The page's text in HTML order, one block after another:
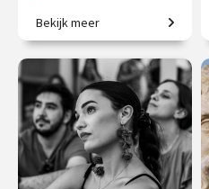
In één jaar de wereld beter
begrijpen!
€ 1090.00
vanaf 22
sep.
/ Op locatie of online
Bekijk meer